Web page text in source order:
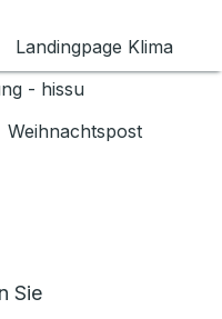
Landingpage Klima
- hissu
Weihnachtspost
Sie